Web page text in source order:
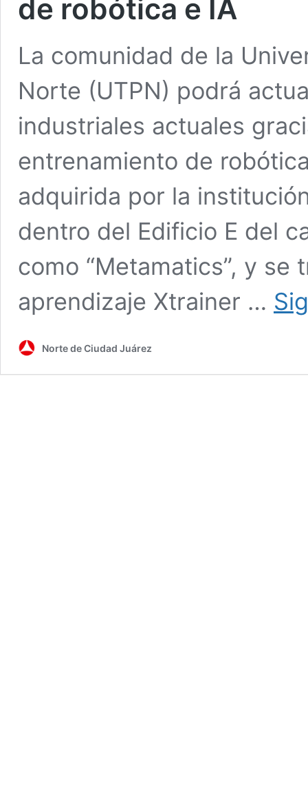
de robótica e IA
La comunidad de la
Norte (UTPN) podrá
industriales actuales
entrenamiento de
adquirida por la
dentro del Edificio E del
como “Metamatics”, y se
aprendizaje Xtrainer …
Norte de Ciudad Juárez